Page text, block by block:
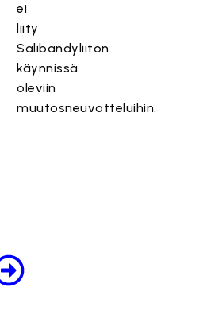
ei
liity
Salibandyliiton
käynnissä
oleviin
muutosneuvotteluihin.